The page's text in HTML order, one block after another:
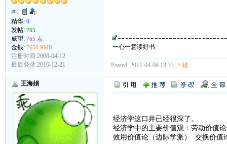
精华: 0
发帖: 765
威望: 765 点
金钱: 7650 RMB
注册时间:2008-04-12
最后登录:2016-12-21
一心一意读好书
Posted: 2011-04-06 13:33 | 5 楼
王海娟
经济学这口井已经很深了。
经济学中的主要价值观：劳动价值论
效用价值论（边际学派） 交换价